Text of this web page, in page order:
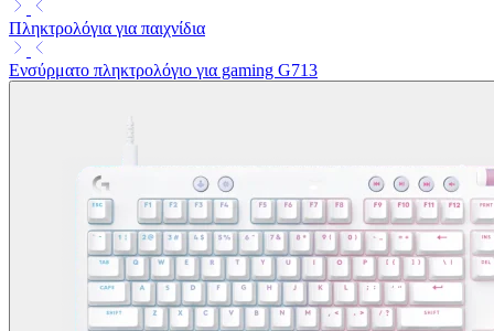
Πληκτρολόγια για παιχνίδια
Ενσύρματο πληκτρολόγιο για gaming G713